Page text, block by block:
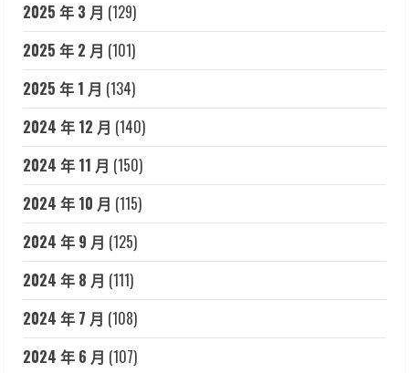
2025 年 3 月 (129)
2025 年 2 月 (101)
2025 年 1 月 (134)
2024 年 12 月 (140)
2024 年 11 月 (150)
2024 年 10 月 (115)
2024 年 9 月 (125)
2024 年 8 月 (111)
2024 年 7 月 (108)
2024 年 6 月 (107)